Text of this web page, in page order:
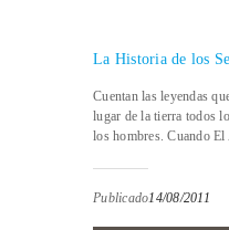
La Historia de los
Cuentan las leyendas
lugar de la tierra todos
los hombres. Cuando
Publicado14/08/2011